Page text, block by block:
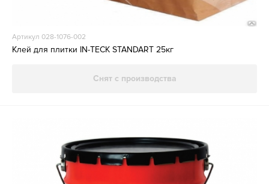
Артикул 028-1076-002
Клей для плитки IN-TECK STANDART 25кг
Снят с производства